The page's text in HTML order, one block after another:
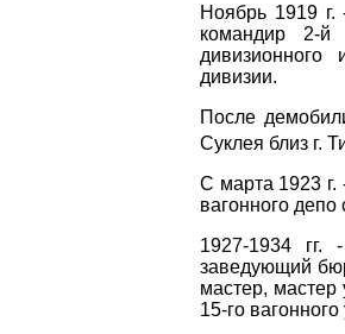
Ноябрь 1919
командир 2-й
дивизии.
После
Суклея близ г.
С марта 1923
вагонного депо
1927-1934 гг.
заведующий
мастер, мастер
15-го